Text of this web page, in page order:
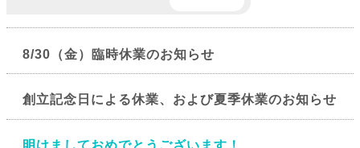
8/30（金）臨時休業のお知らせ
創立記念日による休業、および夏季休業のお知らせ
明けましておめでとうございます！